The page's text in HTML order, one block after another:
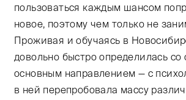
пользоваться каждым шансом
новое, поэтому чем только не
Проживая и обучаясь в
довольно быстро определилась со
основным направлением — с
в ней перепробовала массу